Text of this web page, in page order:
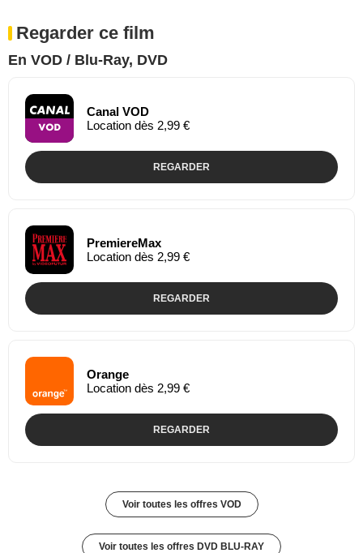
Regarder ce film
En VOD / Blu-Ray, DVD
Canal VOD
Location dès 2,99 €
REGARDER
PremiereMax
Location dès 2,99 €
REGARDER
Orange
Location dès 2,99 €
REGARDER
Voir toutes les offres VOD
Voir toutes les offres DVD BLU-RAY